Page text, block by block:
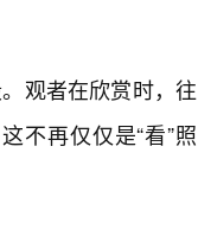
观者在欣赏时，往
不再仅仅是“看”照